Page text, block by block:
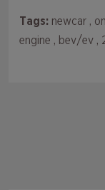
Tags: newcar,
engine , bev/ev,